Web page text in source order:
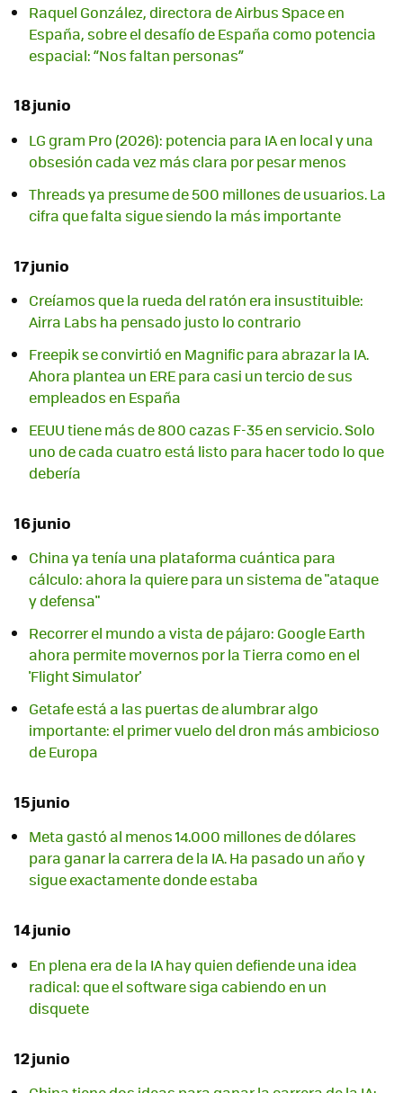
Raquel González, directora de Airbus Space en
España, sobre el desafío de España como potencia
espacial: “Nos faltan personas”
18 junio
LG gram Pro (2026): potencia para IA en local y una
obsesión cada vez más clara por pesar menos
Threads ya presume de 500 millones de usuarios. La
cifra que falta sigue siendo la más importante
17 junio
Creíamos que la rueda del ratón era insustituible:
Airra Labs ha pensado justo lo contrario
Freepik se convirtió en Magnific para abrazar la IA.
Ahora plantea un ERE para casi un tercio de sus
empleados en España
EEUU tiene más de 800 cazas F-35 en servicio. Solo
uno de cada cuatro está listo para hacer todo lo que
debería
16 junio
China ya tenía una plataforma cuántica para
cálculo: ahora la quiere para un sistema de "ataque
y defensa"
Recorrer el mundo a vista de pájaro: Google Earth
ahora permite movernos por la Tierra como en el
'Flight Simulator'
Getafe está a las puertas de alumbrar algo
importante: el primer vuelo del dron más ambicioso
de Europa
15 junio
Meta gastó al menos 14.000 millones de dólares
para ganar la carrera de la IA. Ha pasado un año y
sigue exactamente donde estaba
14 junio
En plena era de la IA hay quien defiende una idea
radical: que el software siga cabiendo en un
disquete
12 junio